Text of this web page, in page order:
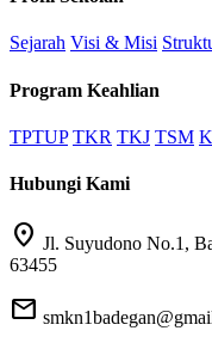
Sejarah Visi & Misi
Program Keahlian
TPTUP TKR TKJ TSM
Hubungi Kami
location_on Jl. Suyudono No.1,
63455
mail